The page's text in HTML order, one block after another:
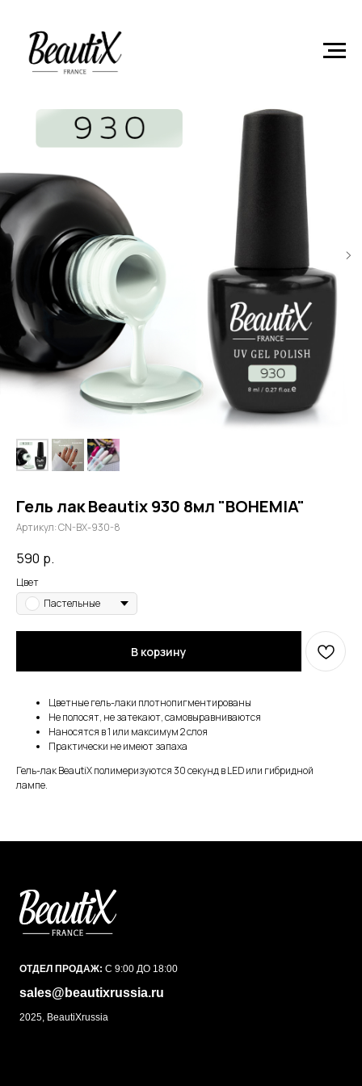
Гель лак Beautix 930 8мл "BOHEMIA"
Артикул:CN-BX-930-8
590 р.
Цвет
Пастельные
В корзину
Цветные гель-лаки плотнопигментированы
Не полосят, не затекают, самовыравниваются
Наносятся в 1 или максимум 2 слоя
Практически не имеют запаха
Гель-лак BeautiX полимеризуются 30 секунд в LED или гибридной
лампе.
ОТДЕЛ ПРОДАЖ: С 9:00 ДО 18:00
sales@beautixrussia.ru
2025, BeautiXrussia